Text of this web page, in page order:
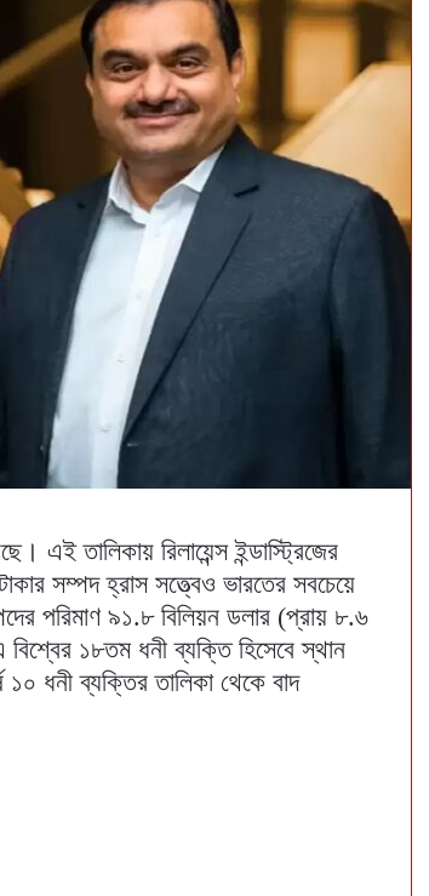
এই তালিকায় রিলায়েন্স ইন্ডাস্ট্রিজের
সম্পদ হ্রাস সত্ত্বেও ভারতের সবচেয়ে
পরিমাণ ৯১.৮ বিলিয়ন ডলার (প্রায় ৮.৬
১৮তম ধনী ব্যক্তি হিসেবে স্থান
১০ ধনী ব্যক্তির তালিকা থেকে বাদ